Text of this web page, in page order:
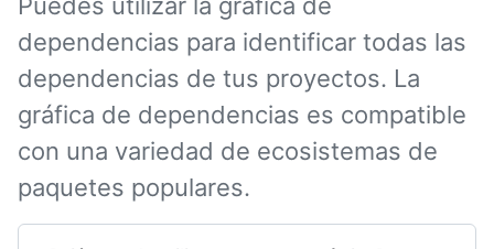
dependencias para identificar todas las
dependencias de tus proyectos. La
gráfica de dependencias es compatible
con una variedad de ecosistemas de
paquetes populares.